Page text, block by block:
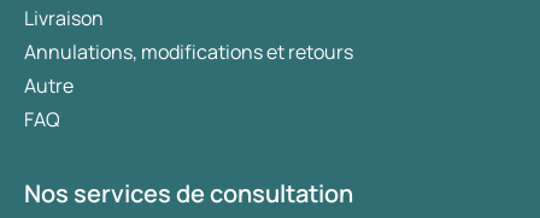
Livraison
Annulations, modifications et retours
Autre
FAQ
Nos services de consultation